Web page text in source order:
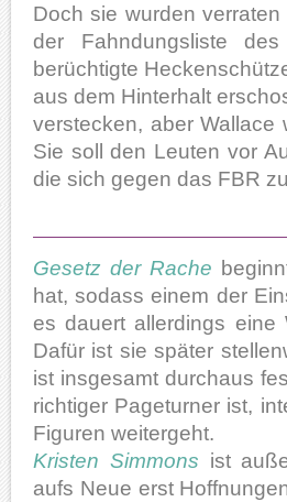
Doch sie wurden
der Fahndungsliste
berüchtigte
aus dem Hinterhalt
verstecken, aber Wallace
Sie soll den Leuten vor
die sich gegen das FBR
Gesetz der Rache
hat, sodass einem der
es dauert allerdings
Dafür ist sie später
ist insgesamt durchaus
richtiger Pageturner ist,
Figuren weitergeht.
Kristen Simmons ist
aufs Neue erst